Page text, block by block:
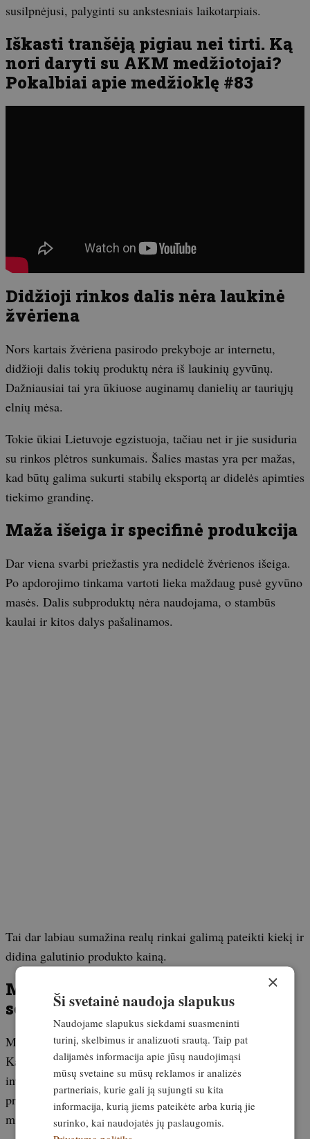
susilpnėjusi, palyginti su ankstesniais laikotarpiais.
Iškasti tranšėją pigiau nei tirti. Ką
nori daryti su AKM medžiotojai?
Pokalbiai apie medžioklę #83
Didžioji rinkos dalis nėra laukinė
žvėriena
Nors kartais žvėriena pasirodo prekyboje ar internetu,
didžioji dalis tokių produktų nėra iš laukinių gyvūnų.
Dažniausiai tai yra ūkiuose auginamų danielių ar tauriųjų
elnių mėsa.
Tokie ūkiai Lietuvoje egzistuoja, tačiau net ir jie susiduria
su rinkos plėtros sunkumais. Šalies mastas yra per mažas,
kad būtų galima sukurti stabilų eksportą ar didelės apimties
tiekimo grandinę.
Maža išeiga ir specifinė produkcija
Dar viena svarbi priežastis yra nedidelė žvėrienos išeiga.
Po apdorojimo tinkama vartoti lieka maždaug pusė gyvūno
masės. Dalis subproduktų nėra naudojama, o stambūs
kaulai ir kitos dalys pašalinamos.
Tai dar labiau sumažina realų rinkai galimą pateikti kiekį ir
didina galutinio produkto kainą.
Medžioklė kaip ekonominė ir
socialinė veikla
Medžiotojų veikla turi ir platesnę ekonominę reikšmę.
Kasmet jie sumoka milijonus eurų mokesčių valstybei,
investuoja į infrastruktūrą, įrangą ir medžioklės plotų
priežiūrą. Bendra metinė išlaidų suma siekia dešimtis
milijonų eurų.
×
Ši svetainė naudoja slapukus
Naudojame slapukus siekdami suasmeninti
turinį, skelbimus ir analizuoti srautą. Taip pat
dalijamės informacija apie jūsų naudojimąsi
mūsų svetaine su mūsų reklamos ir analizės
partneriais, kurie gali ją sujungti su kita
informacija, kurią jiems pateikėte arba kurią jie
surinko, kai naudojatės jų paslaugomis.